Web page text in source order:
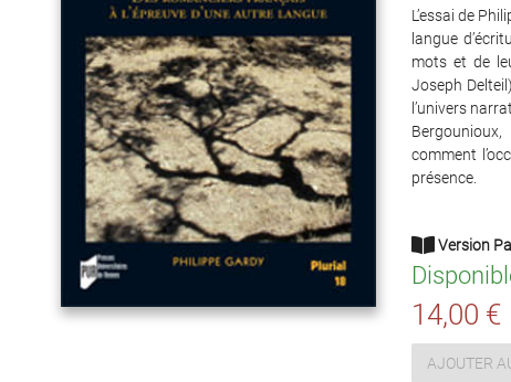
L’essai de
langue
mots et de
Joseph
l’univers
comment
présence.
Version
14,00 €
AJOUTER